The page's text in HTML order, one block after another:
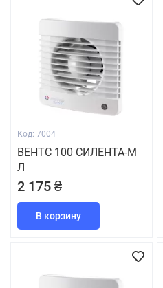
Код: 7004
ВЕНТС 100 СИЛЕНТА-М
Л
2 175 ₴
В корзину